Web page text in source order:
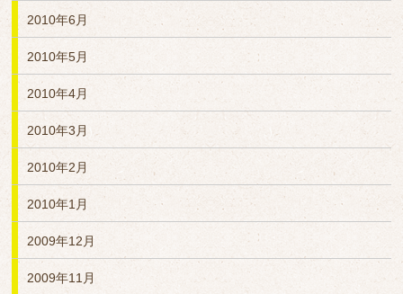
2010年6月
2010年5月
2010年4月
2010年3月
2010年2月
2010年1月
2009年12月
2009年11月